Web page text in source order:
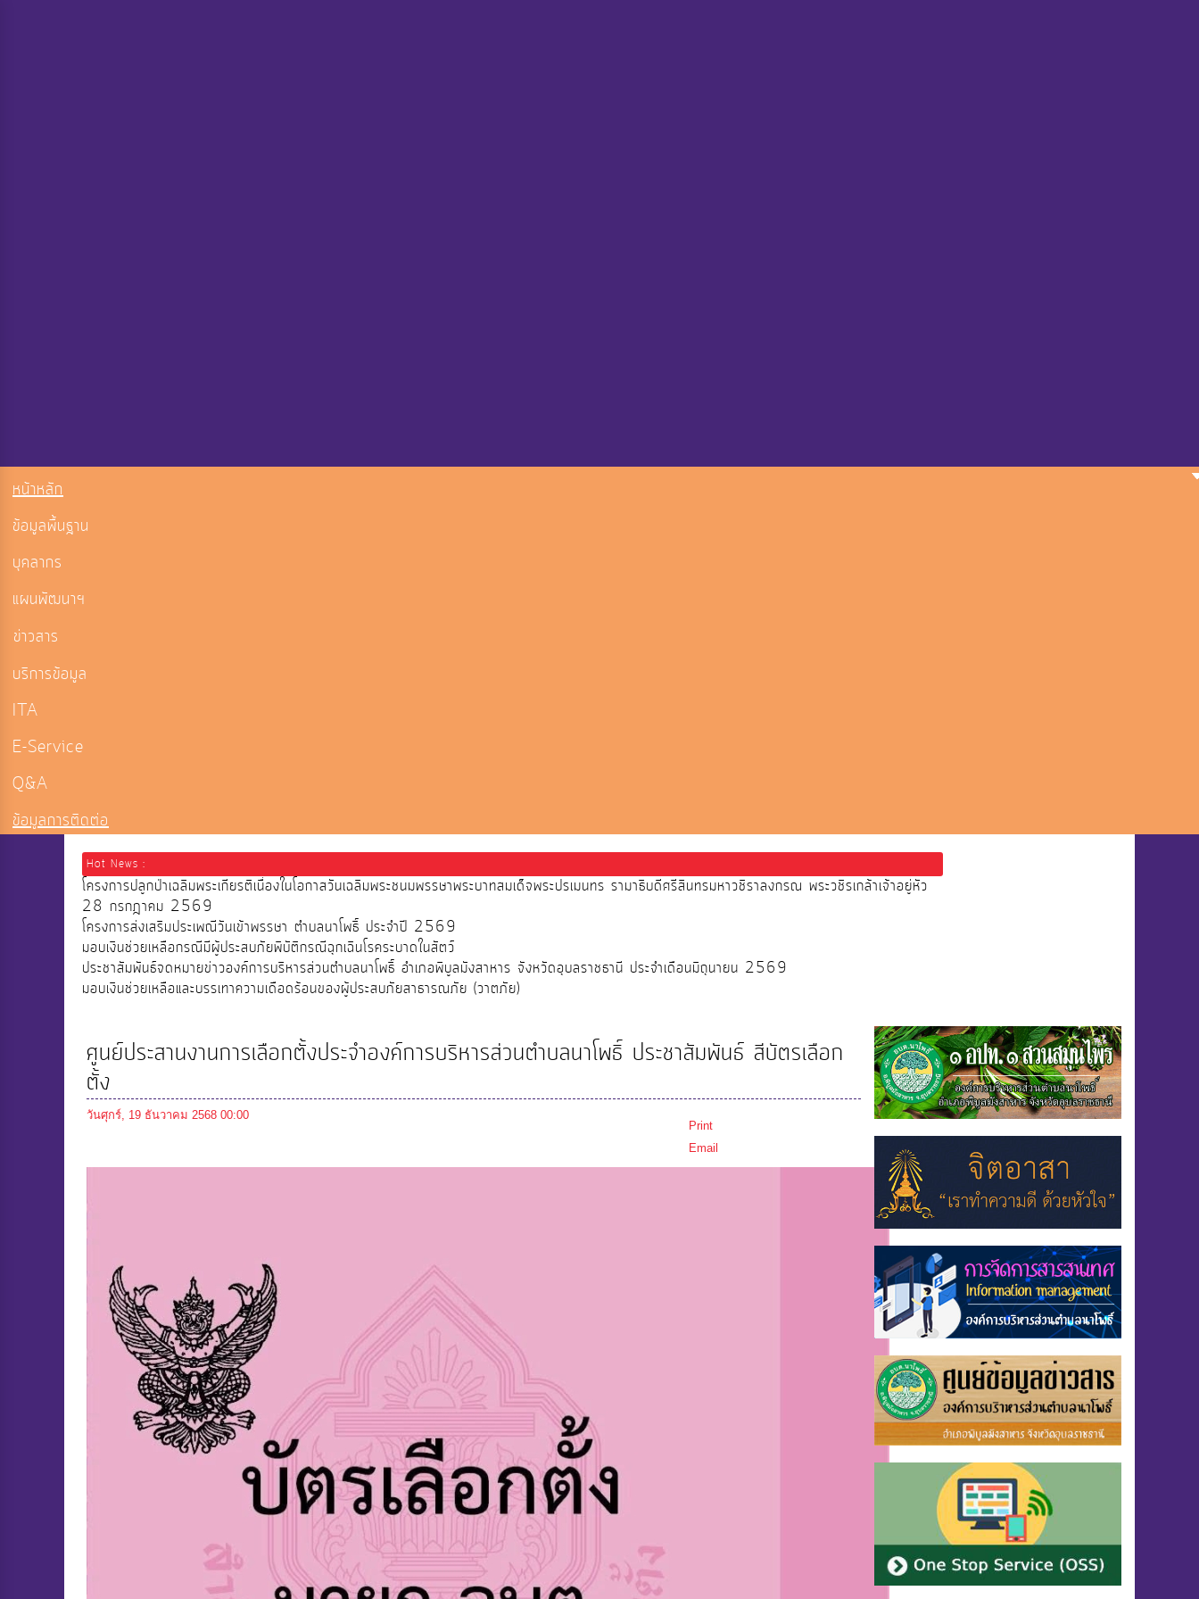
หน้าหลัก
ข้อมูลพื้นฐาน
บุคลากร
แผนพัฒนาฯ
ข่าวสาร
บริการข้อมูล
ITA
E-Service
Q&A
ข้อมูลการติดต่อ
Hot News :
โครงการปลูกป่าเฉลิมพระเกียรติเนื่องในโอกาสวันเฉลิมพระชนมพรรษาพระบาทสมเด็จพระปรเมนทร รามาธิบดีศรีสินทรมหาวชิราลงกรณ พระวชิรเกล้าเจ้าอยู่หัว
28 กรกฎาคม 2569
โครงการส่งเสริมประเพณีวันเข้าพรรษา ตำบลนาโพธิ์ ประจำปี 2569
มอบเงินช่วยเหลือกรณีมีผู้ประสบภัยพิบัติกรณีฉุกเฉินโรคระบาดในสัตว์
ประชาสัมพันธ์จดหมายข่าวองค์การบริหารส่วนตำบลนาโพธิ์ อำเภอพิบูลมังสาหาร จังหวัดอุบลราชธานี ประจำเดือนมิถุนายน 2569
มอบเงินช่วยเหลือและบรรเทาความเดือดร้อนของผู้ประสบภัยสาธารณภัย (วาตภัย)
ศูนย์ประสานงานการเลือกตั้งประจำองค์การบริหารส่วนตำบลนาโพธิ์ ประชาสัมพันธ์ สีบัตรเลือก
ตั้ง
วันศุกร์, 19 ธันวาคม 2568 00:00
Print
Email